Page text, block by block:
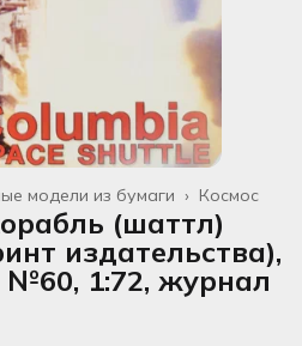
Космос
модели из бумаги ›
(шаттл)
издательства),
№60, 1:72, журнал